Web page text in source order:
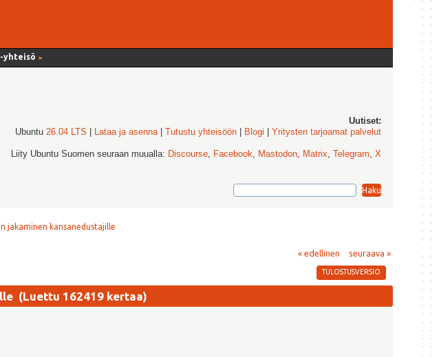
yhteisö ►
Uutiset:
Ubuntu26.04 LTS Lataa ja asenna|Tutustu yhteisöön Blogi |Yritysten tarjoamat palvelut
Liity Ubuntu Suomen seuraan muualla: Discourse, Facebook, Mastodon, Matrix,Telegram,X
jakaminen kansanedustajille
« edellinen seuraava »
TULOSTUSVERSIO
(Luettu 162419 kertaa)